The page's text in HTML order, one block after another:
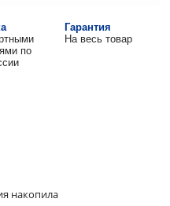
по
Гарантия
На весь товар
накопила